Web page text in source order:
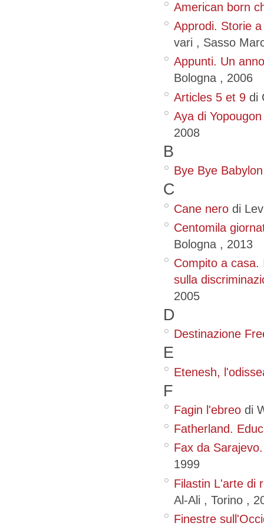
American born
Approdi. Storie
vari , Sasso
Appunti. Un
Bologna , 2006
Articles 5 et 9 di
Aya di Yopougon
2008
B
Bye Bye Babylon
C
Cane nero di
Centomila
Bologna , 2013
Compito a casa.
sulla
2005
D
Destinazione
E
Etenesh,
F
Fagin l'ebreo di
Fatherland.
Fax da
1999
Filastin L'arte di
Al-Ali , Torino ,
Finestre